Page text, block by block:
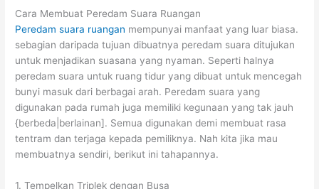
Cara Membuat Peredam Suara Ruangan
Peredam suara ruangan mempunyai manfaat yang luar biasa.
sebagian daripada tujuan dibuatnya peredam suara ditujukan
untuk menjadikan suasana yang nyaman. Seperti halnya
peredam suara untuk ruang tidur yang dibuat untuk mencegah
bunyi masuk dari berbagai arah. Peredam suara yang
digunakan pada rumah juga memiliki kegunaan yang tak jauh
{berbeda|berlainan]. Semua digunakan demi membuat rasa
tentram dan terjaga kepada pemiliknya. Nah kita jika mau
membuatnya sendiri, berikut ini tahapannya.
1. Tempelkan Triplek dengan Busa